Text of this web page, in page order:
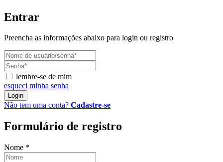
Entrar
Preencha as informações abaixo para login ou registro
lembre-se de mim
esqueci minha senha
Login
Não tem uma conta? Cadastre-se
Formulário de registro
Nome *